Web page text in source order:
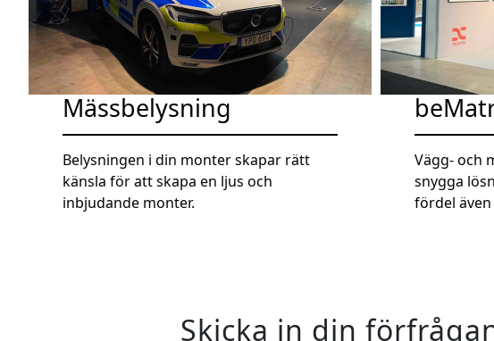
Mässbelysning
Belysningen i din monter skapar rätt
känsla för att skapa en ljus och
inbjudande monter.
Vägg- och
snygga
fördel
Skicka in din